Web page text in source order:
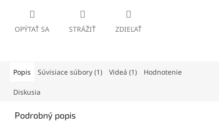
OPÝTAŤ SA STRÁŽIŤ ZDIEĽAŤ
Popis Súvisiace súbory (1) Videá (1) Hodnotenie
Diskusia
Podrobný popis